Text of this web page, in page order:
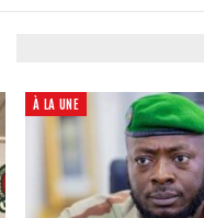
À LA UNE